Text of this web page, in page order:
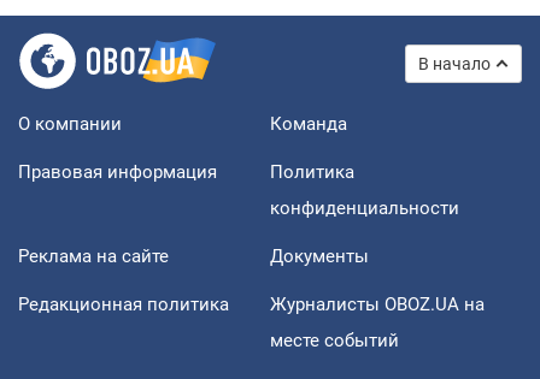
В начало
О компании Команда
Правовая информация
Политика
конфиденциальности
Реклама на сайте Документы
Редакционная политика
Журналисты OBOZ.UA на
месте событий